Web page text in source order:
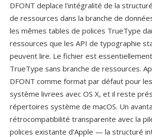
DFONT deplace l'intégralité de la
de ressources dans la branche de
les mêmes tables de polices TrueType
ressources que les API de typographie
peuvent lire. Le fichier est
TrueType sans branche de ressources.
DFONT comme format par défaut pour
système livrees avec OS X, et il reste
répertoires système de macOS. Un
rétrocompatibilité transparente avec la
polices existante d'Apple — la structuré